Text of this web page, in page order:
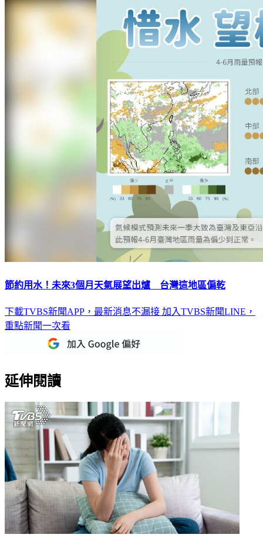
節約用水！未來3個月天氣展望出爐 台灣這地區偏乾
下載TVBS新聞APP，最新消息不漏接 加入TVBS新聞LINE，
重點新聞一次看
延伸閱讀